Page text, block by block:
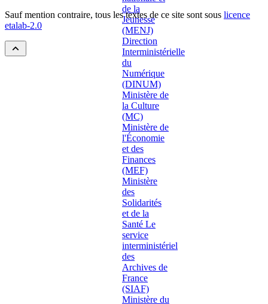
Sauf mention contraire, tous les textes de ce site sont sous licence
etalab-2.0